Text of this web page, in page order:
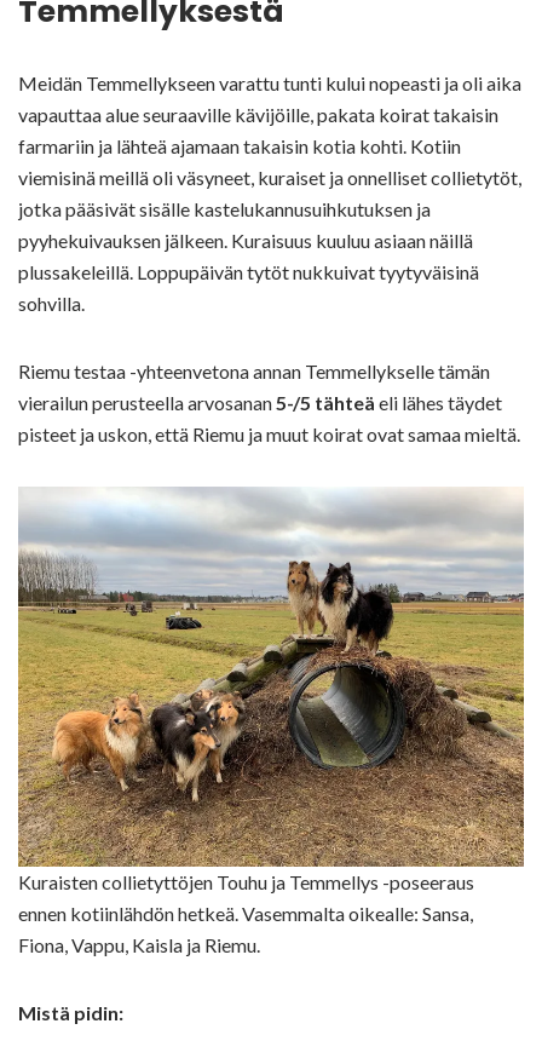
Temmellyksestä
Meidän Temmellykseen varattu tunti kului nopeasti ja oli aika
vapauttaa alue seuraaville kävijöille, pakata koirat takaisin
farmariin ja lähteä ajamaan takaisin kotia kohti. Kotiin
viemisinä meillä oli väsyneet, kuraiset ja onnelliset collietytöt,
jotka pääsivät sisälle kastelukannusuihkutuksen ja
pyyhekuivauksen jälkeen. Kuraisuus kuuluu asiaan näillä
plussakeleillä. Loppupäivän tytöt nukkuivat tyytyväisinä
sohvilla.
Riemu testaa -yhteenvetona annan Temmellykselle tämän
vierailun perusteella arvosanan5-/5 tähteä eli lähes täydet
pisteet ja uskon, että Riemu ja muut koirat ovat samaa mieltä.
Kuraisten collietyttöjen Touhu ja Temmellys -poseeraus
ennen kotiinlähdön hetkeä. Vasemmalta oikealle: Sansa,
Fiona, Vappu, Kaisla ja Riemu.
Mistä pidin: